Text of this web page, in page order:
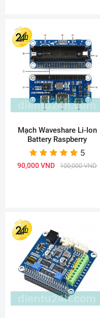
Mạch Waveshare Li-Ion
Battery Raspberry
5
90,000 VND 100,000 VND